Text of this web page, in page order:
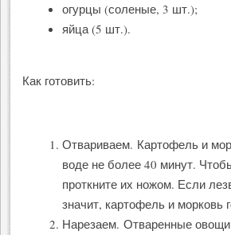
огурцы (соленые, 3 шт.);
яйца (5 шт.).
Как готовить:
Отвариваем. Картофель и
воде не более 40 минут.
проткните их ножом. Если
значит, картофель и морковь
Нарезаем. Отваренные